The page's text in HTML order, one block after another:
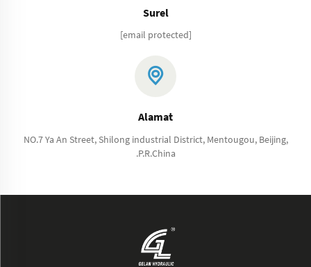
Surel
[email protected]
Alamat
NO.7 Ya An Street, Shilong industrial District, Mentougou, Beijing,
.P.R.China